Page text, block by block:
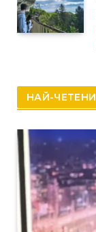
НАЙ-ЧЕТЕНИ